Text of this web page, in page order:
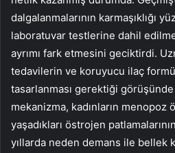
dalgalanmalarının karmaşıklığı
laboratuvar testlerine dahil
ayrımı fark etmesini geciktirdi.
tedavilerin ve koruyucu ilaç
tasarlanması gerektiği
mekanizma, kadınların
yaşadıkları östrojen
yıllarda neden demans ile bellek